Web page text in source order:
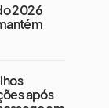
2026
após